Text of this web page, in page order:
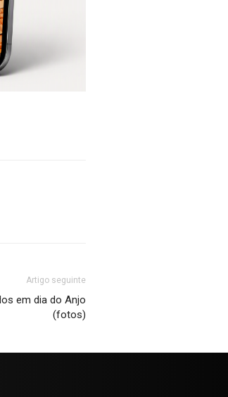
Artigo seguinte
em dia do Anjo
(fotos)